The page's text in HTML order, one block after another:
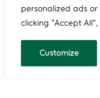
personalized ads
clicking "Accept
Customize